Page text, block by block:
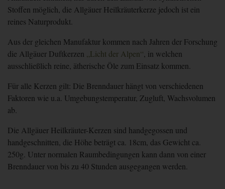
Stoffen möglich, die Allgäuer Heilkräuterkerze jedoch ist ein
reines Naturprodukt.
Aus der gleichen Manufaktur kommen nach Jahren der Forschung
die Allgäuer Duftkerzen „Licht der Alpen“ , in welchen
ausschließlich reine, ätherische Öle zum Einsatz kommen.
Für alle Kerzen gilt: Die Brenndauer hängt von verschiedenen
Faktoren wie u.a. Umgebungstemperatur, Zugluft, Wachsvolumen
ab.
Die Allgäuer Heilkräuter-Kerzen sind handgegossen und
handgeschnitten, die Höhe beträgt ca. 18cm, das Gewicht ca.
250g. Unter normalen Raumbedingungen kann dann von einer
Brenndauer von bis zu 40 Stunden ausgegangen werden.